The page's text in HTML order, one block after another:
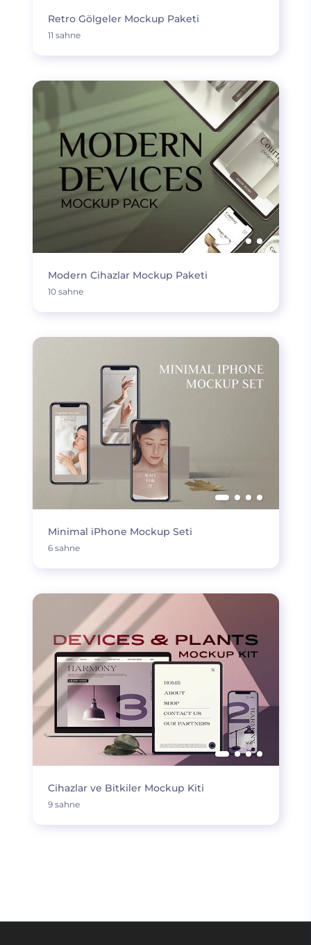
Retro Gölgeler Mockup Paketi
11 sahne
Modern Cihazlar Mockup Paketi
10 sahne
Minimal iPhone Mockup Seti
6 sahne
Cihazlar ve Bitkiler Mockup Kiti
9 sahne